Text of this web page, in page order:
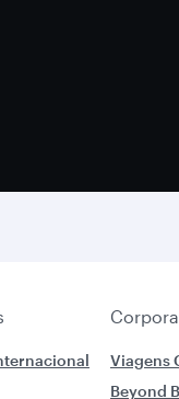
Viagens
Beyond